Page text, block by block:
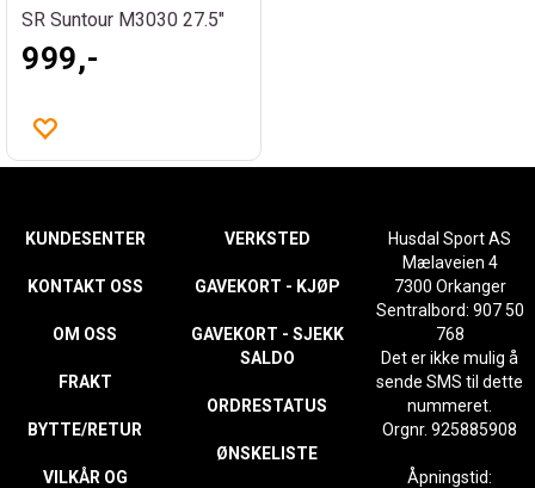
SR Suntour M3030 27.5"
999,-
KUNDESENTER
KONTAKT OSS
OM OSS
FRAKT
BYTTE/RETUR
VILKÅR OG
VERKSTED
GAVEKORT - KJØP
GAVEKORT - SJEKK
SALDO
ORDRESTATUS
ØNSKELISTE
Husdal Sport AS
Mælaveien 4
7300 Orkanger
Sentralbord: 907 50
768
Det er ikke mulig å
sende SMS til dette
nummeret.
Orgnr. 925885908
Åpningstid: